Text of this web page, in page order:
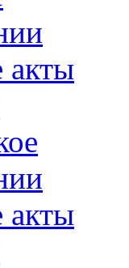
акты
акты